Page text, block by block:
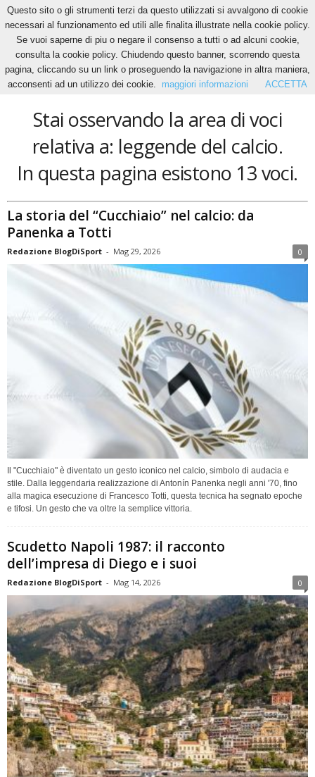
Home Tags Leggende del calcio
leggende del calcio
Stai osservando la area di voci
relativa a: leggende del calcio.
In questa pagina esistono 13 voci.
La storia del “Cucchiaio” nel calcio: da
Panenka a Totti
Redazione BlogDiSport - Mag 29, 2026 0
Il "Cucchiaio" è diventato un gesto iconico nel calcio, simbolo di audacia e
stile. Dalla leggendaria realizzazione di Antonín Panenka negli anni '70, fino
alla magica esecuzione di Francesco Totti, questa tecnica ha segnato epoche
e tifosi. Un gesto che va oltre la semplice vittoria.
Scudetto Napoli 1987: il racconto
dell’impresa di Diego e i suoi
Redazione BlogDiSport - Mag 14, 2026 0
Questo sito o gli strumenti terzi da questo utilizzati si avvalgono di cookie
necessari al funzionamento ed utili alle finalita illustrate nella cookie policy.
Se vuoi saperne di piu o negare il consenso a tutti o ad alcuni cookie,
consulta la cookie policy. Chiudendo questo banner, scorrendo questa
pagina, cliccando su un link o proseguendo la navigazione in altra maniera,
acconsenti ad un utilizzo dei cookie.
maggiori informazioni ACCETTA